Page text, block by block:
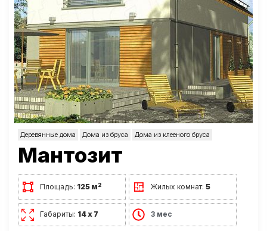
Деревянные дома Дома из бруса Дома из клееного бруса
Мантозит
Площадь: 125 м2 Жилых комнат:5
Габариты: 14 х 7 3 мес